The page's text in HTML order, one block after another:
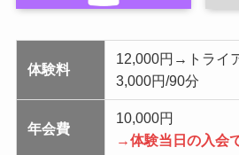
体験料
12,000円→トライ
3,000円/90分
年会費
10,000円
→体験当日の入会